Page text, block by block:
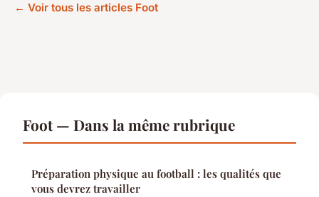
← Voir tous les articles Foot
Foot — Dans la même rubrique
Préparation physique au football : les qualités que
vous devrez travailler